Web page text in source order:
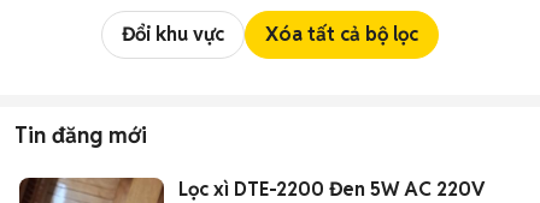
Đổi khu vực Xóa tất cả bộ lọc
Tin đăng mới
Lọc xì DTE-2200 Đen 5W AC 220V